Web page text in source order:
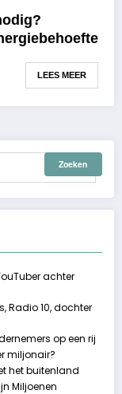
LEES MEER
achter
Radio 10, dochter
op een rij
miljonair?
het buitenland
Miljoenen